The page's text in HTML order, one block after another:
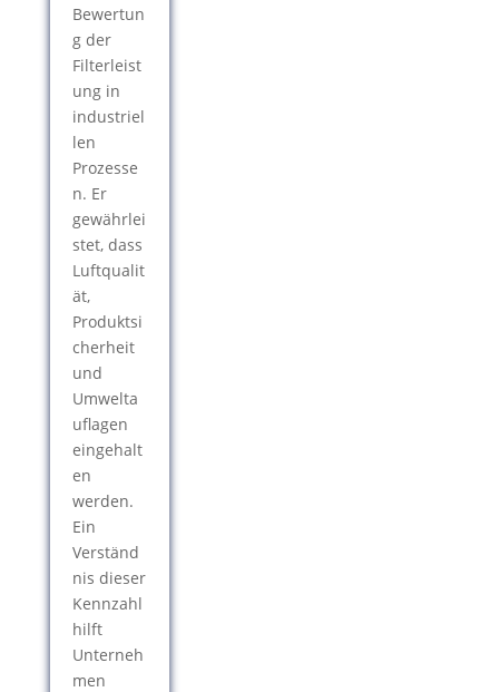
Bewertun
g der
Filterleist
ung in
industriel
len
Prozesse
n. Er
gewährlei
stet, dass
Luftqualit
ät,
Produktsi
cherheit
und
Umwelta
uflagen
eingehalt
en
werden.
Ein
Verständ
nis dieser
Kennzahl
hilft
Unterneh
men